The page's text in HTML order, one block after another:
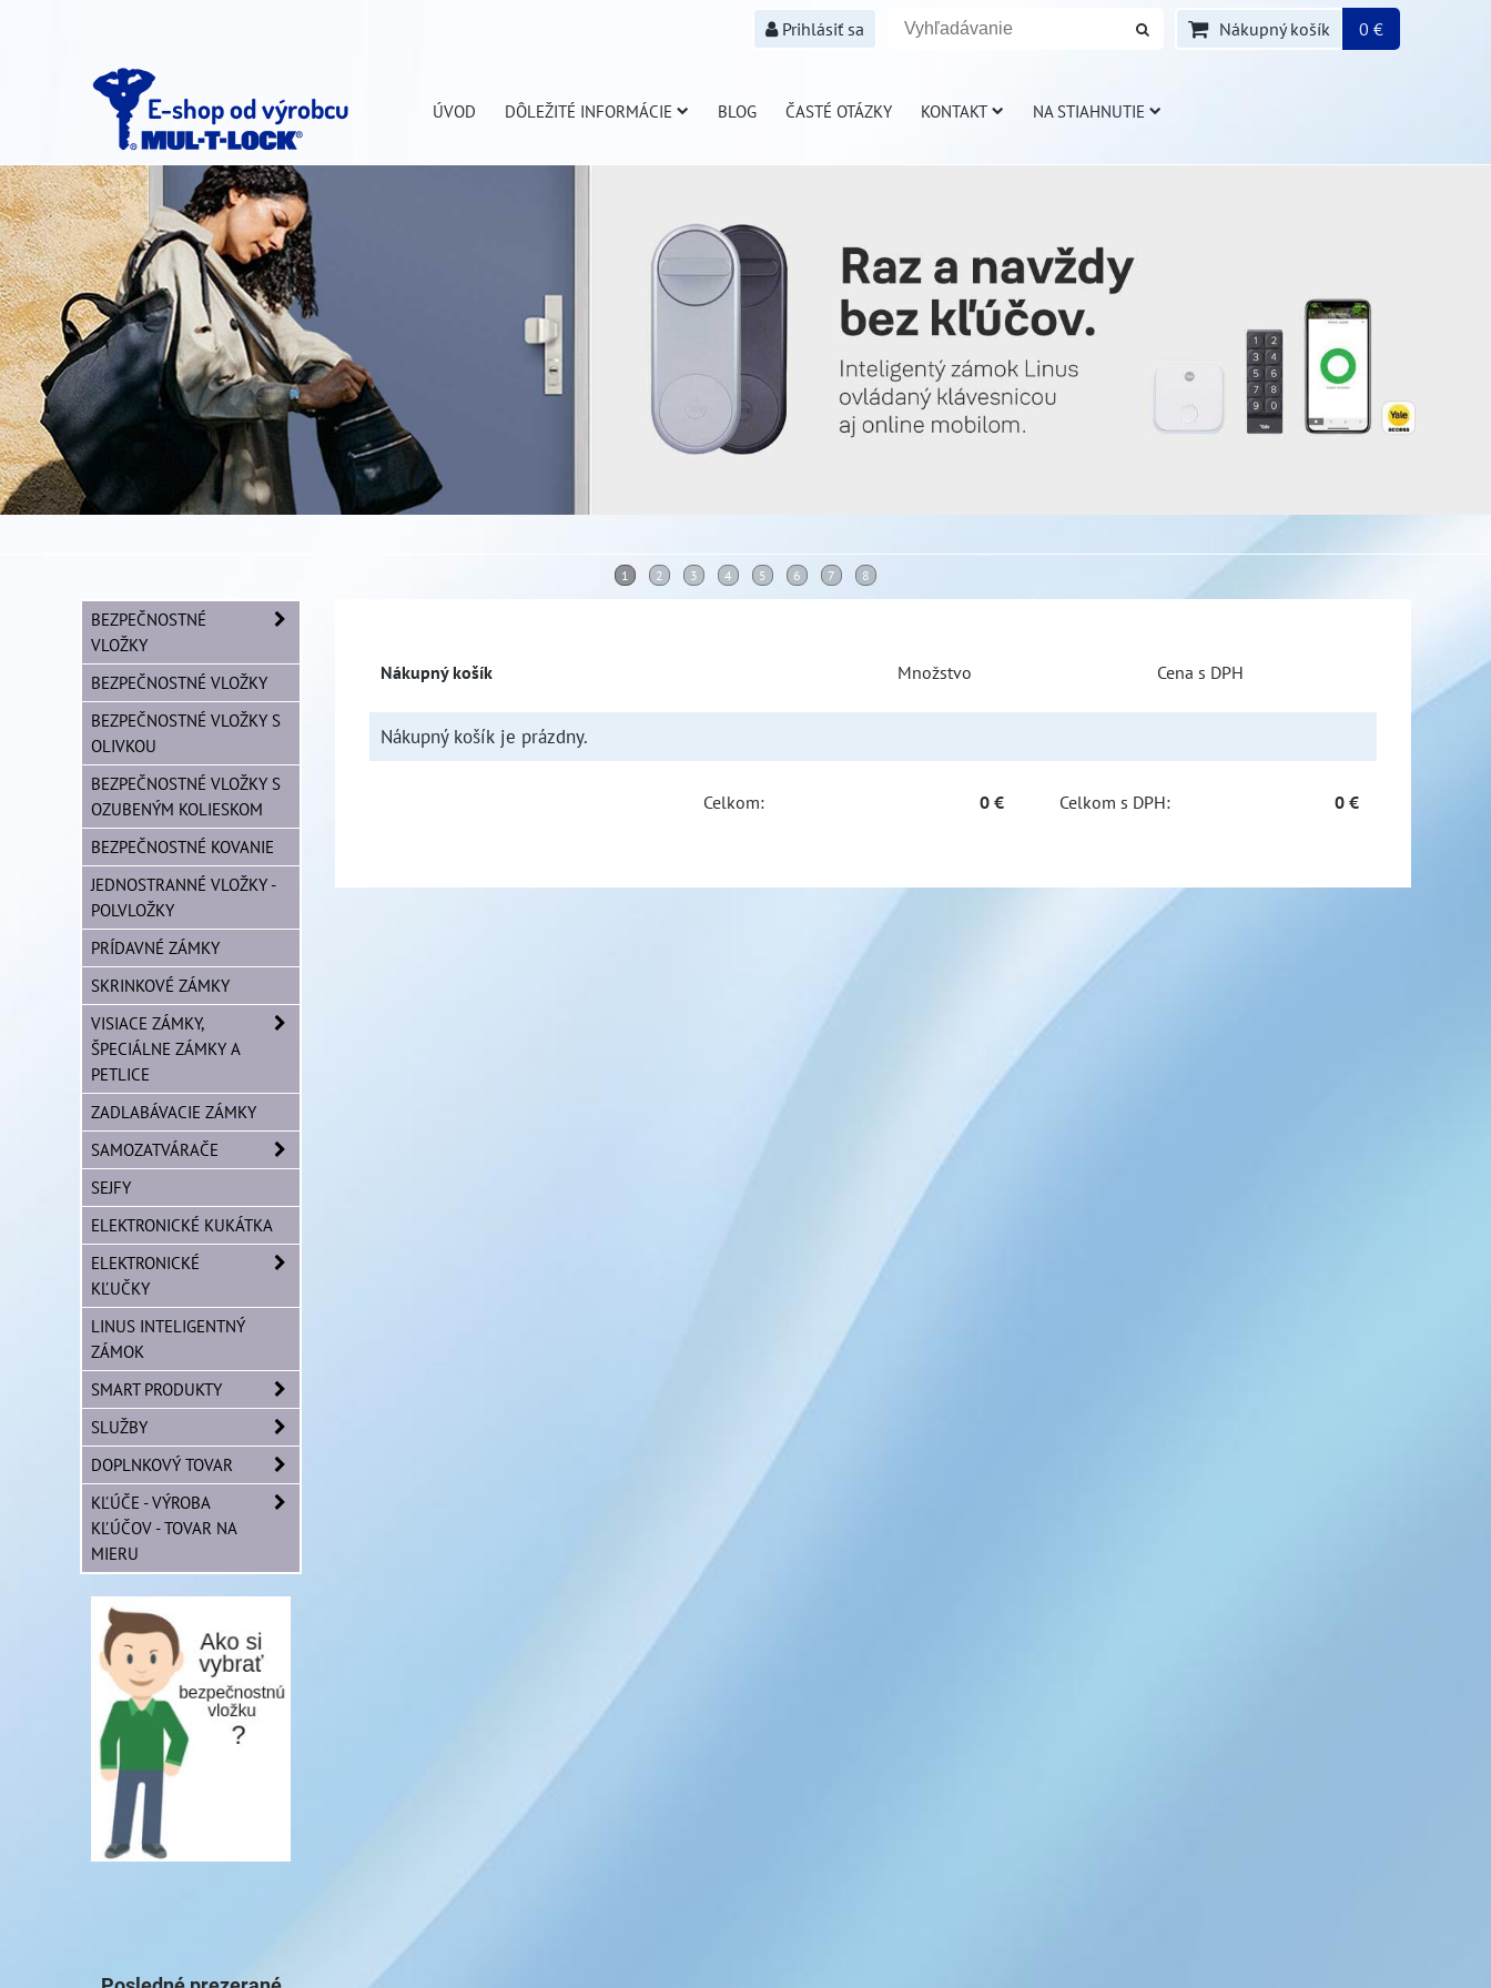
Prihlásiť sa Nákupný košík 0 €
E-shop od výrobcu ÚVOD DÔLEŽITÉ INFORMÁCIE BLOG ČASTÉ OTÁZKY KONTAKT NA STIAHNUTIE
Nákupný košík Množstvo Cena s DPH
Nákupný košík je prázdny.
Celkom: 0 € Celkom s DPH: 0 €
BEZPEČNOSTNÉ
VLOŽKY
BEZPEČNOSTNÉ VLOŽKY
BEZPEČNOSTNÉ VLOŽKY S
OLIVKOU
BEZPEČNOSTNÉ VLOŽKY S
OZUBENÝM KOLIESKOM
BEZPEČNOSTNÉ KOVANIE
JEDNOSTRANNÉ VLOŽKY -
POLVLOŽKY
PRÍDAVNÉ ZÁMKY
SKRINKOVÉ ZÁMKY
VISIACE ZÁMKY,
ŠPECIÁLNE ZÁMKY A
PETLICE
ZADLABÁVACIE ZÁMKY
SAMOZATVÁRAČE
SEJFY
ELEKTRONICKÉ KUKÁTKA
ELEKTRONICKÉ
KĽUČKY
LINUS INTELIGENTNÝ
ZÁMOK
SMART PRODUKTY
SLUŽBY
DOPLNKOVÝ TOVAR
KĽÚČE - VÝROBA
KĽÚČOV - TOVAR NA
MIERU